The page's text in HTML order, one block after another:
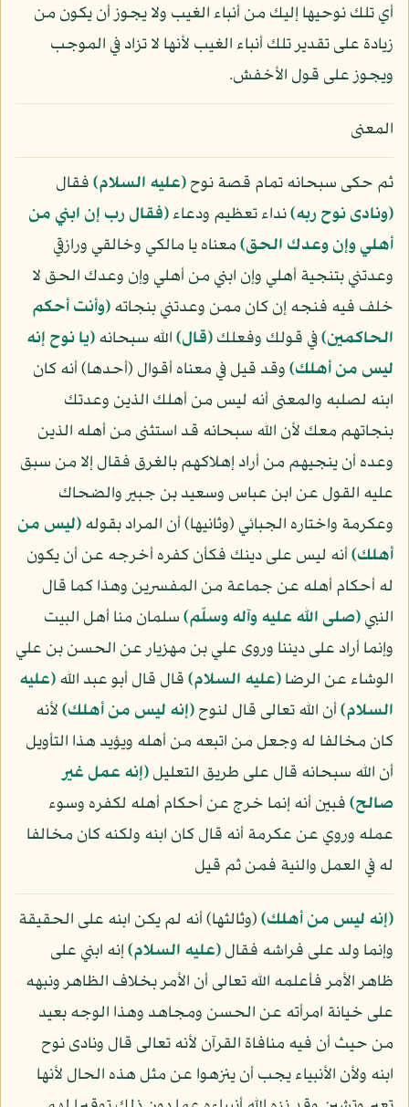
أي تلك نوحيها إليك من أنباء الغيب ولا يجوز أن يكون من
زيادة على تقدير تلك أنباء الغيب لأنها لا تزاد في الموجب
ويجوز على قول الأخفش.
المعنى
ثم حكى سبحانه تمام قصة نوح(عليه السلام)فقال
﴿ونادى نوح ربه﴾نداء تعظيم ودعاء﴿فقال رب إن ابني من
أهلي وإن وعدك الحق﴾معناه يا مالكي وخالقي ورازقي
وعدتني بتنجية أهلي وإن ابني من أهلي وإن وعدك الحق لا
خلف فيه فنجه إن كان ممن وعدتني بنجاته﴿وأنت أحكم
الحاكمين﴾في قولك وفعلك﴿قال﴾الله سبحانه﴿يا نوح إنه
ليس من أهلك﴾وقد قيل في معناه أقوال (أحدها) أنه كان
ابنه لصلبه والمعنى أنه ليس من أهلك الذين وعدتك
بنجاتهم معك لأن الله سبحانه قد استثنى من أهله الذين
وعده أن ينجيهم من أراد إهلاكهم بالغرق فقال إلا من سبق
عليه القول عن ابن عباس وسعيد بن جبير والضحاك
وعكرمة واختاره الجبائي (وثانيها) أن المراد بقوله﴿ليس من
أهلك﴾أنه ليس على دينك فكأن كفره أخرجه عن أن يكون
له أحكام أهله عن جماعة من المفسرين وهذا كما قال
النبي(صلى الله عليه وآله وسلّم)سلمان منا أهل البيت
وإنما أراد على ديننا وروى علي بن مهزيار عن الحسن بن علي
الوشاء عن الرضا(عليه السلام)قال قال أبو عبد الله(عليه
السلام)أن الله تعالى قال لنوح﴿إنه ليس من أهلك﴾لأنه
كان مخالفا له وجعل من اتبعه من أهله ويؤيد هذا التأويل
أن الله سبحانه قال على طريق التعليل﴿إنه عمل غير
صالح﴾فبين أنه إنما خرج عن أحكام أهله لكفره وسوء
عمله وروي عن عكرمة أنه قال كان ابنه ولكنه كان مخالفا
له في العمل والنية فمن ثم قيل
﴿إنه ليس من أهلك﴾(وثالثها) أنه لم يكن ابنه على الحقيقة
وإنما ولد على فراشه فقال(عليه السلام)إنه ابني على
ظاهر الأمر فأعلمه الله تعالى أن الأمر بخلاف الظاهر ونبهه
على خيانة امرأته عن الحسن ومجاهد وهذا الوجه بعيد
من حيث أن فيه منافاة القرآن لأنه تعالى قال ونادى نوح
ابنه ولأن الأنبياء يجب أن ينزهوا عن مثل هذه الحال لأنها